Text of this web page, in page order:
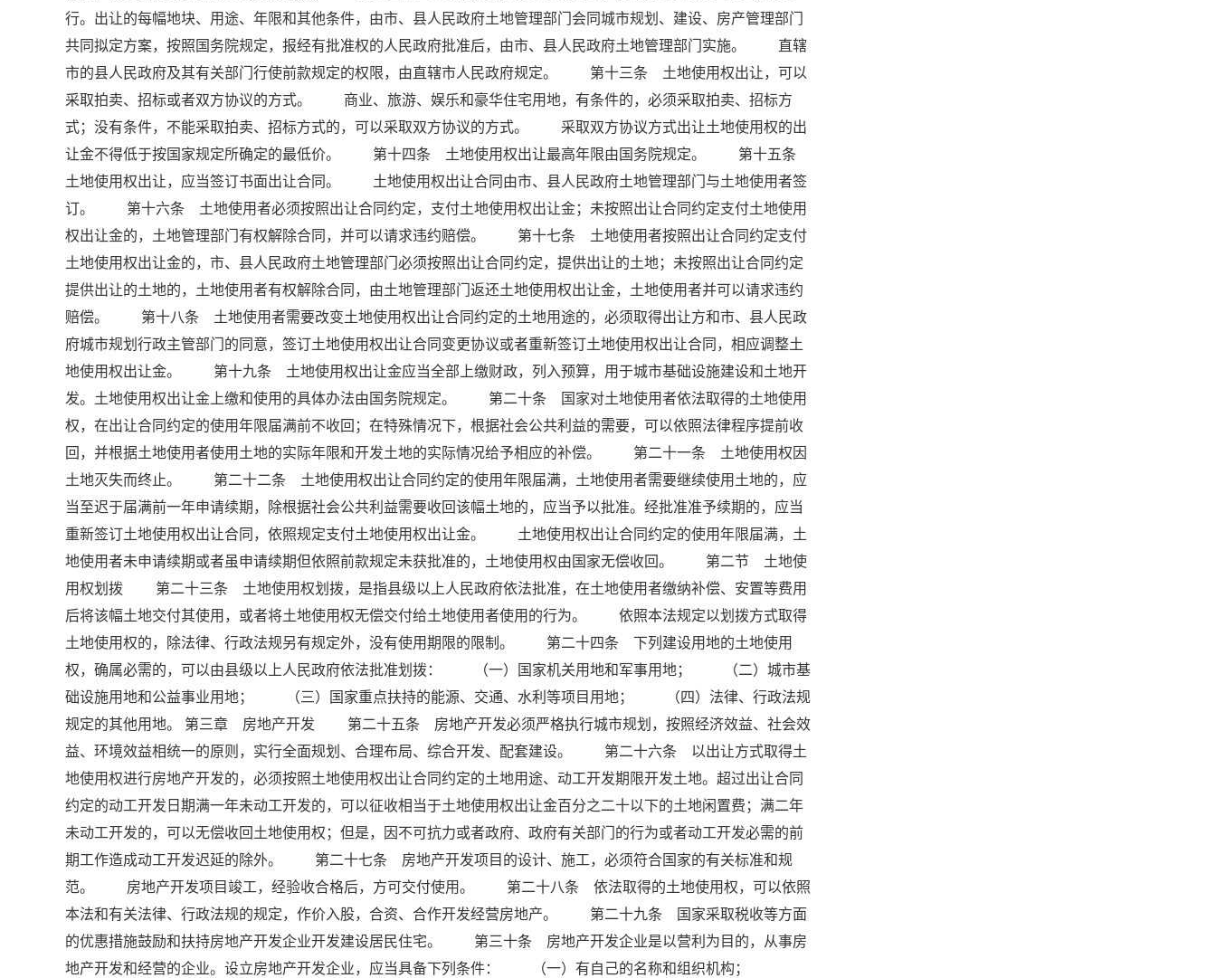
行。出让的每幅地块、用途、年限和其他条件，由市、县人民政府土地管理部门会同城市规划、建设、房产管理部门
共同拟定方案，按照国务院规定，报经有批准权的人民政府批准后，由市、县人民政府土地管理部门实施。 直辖
市的县人民政府及其有关部门行使前款规定的权限，由直辖市人民政府规定。 第十三条 土地使用权出让，可以
采取拍卖、招标或者双方协议的方式。 商业、旅游、娱乐和豪华住宅用地，有条件的，必须采取拍卖、招标方
式；没有条件，不能采取拍卖、招标方式的，可以采取双方协议的方式。 采取双方协议方式出让土地使用权的出
让金不得低于按国家规定所确定的最低价。 第十四条 土地使用权出让最高年限由国务院规定。 第十五条
土地使用权出让，应当签订书面出让合同。 土地使用权出让合同由市、县人民政府土地管理部门与土地使用者签
订。 第十六条 土地使用者必须按照出让合同约定，支付土地使用权出让金；未按照出让合同约定支付土地使用
权出让金的，土地管理部门有权解除合同，并可以请求违约赔偿。 第十七条 土地使用者按照出让合同约定支付
土地使用权出让金的，市、县人民政府土地管理部门必须按照出让合同约定，提供出让的土地；未按照出让合同约定
提供出让的土地的，土地使用者有权解除合同，由土地管理部门返还土地使用权出让金，土地使用者并可以请求违约
赔偿。 第十八条 土地使用者需要改变土地使用权出让合同约定的土地用途的，必须取得出让方和市、县人民政
府城市规划行政主管部门的同意，签订土地使用权出让合同变更协议或者重新签订土地使用权出让合同，相应调整土
地使用权出让金。 第十九条 土地使用权出让金应当全部上缴财政，列入预算，用于城市基础设施建设和土地开
发。土地使用权出让金上缴和使用的具体办法由国务院规定。 第二十条 国家对土地使用者依法取得的土地使用
权，在出让合同约定的使用年限届满前不收回；在特殊情况下，根据社会公共利益的需要，可以依照法律程序提前收
回，并根据土地使用者使用土地的实际年限和开发土地的实际情况给予相应的补偿。 第二十一条 土地使用权因
土地灭失而终止。 第二十二条 土地使用权出让合同约定的使用年限届满，土地使用者需要继续使用土地的，应
当至迟于届满前一年申请续期，除根据社会公共利益需要收回该幅土地的，应当予以批准。经批准准予续期的，应当
重新签订土地使用权出让合同，依照规定支付土地使用权出让金。 土地使用权出让合同约定的使用年限届满，土
地使用者未申请续期或者虽申请续期但依照前款规定未获批准的，土地使用权由国家无偿收回。 第二节 土地使
用权划拨 第二十三条 土地使用权划拨，是指县级以上人民政府依法批准，在土地使用者缴纳补偿、安置等费用
后将该幅土地交付其使用，或者将土地使用权无偿交付给土地使用者使用的行为。 依照本法规定以划拨方式取得
土地使用权的，除法律、行政法规另有规定外，没有使用期限的限制。 第二十四条 下列建设用地的土地使用
权，确属必需的，可以由县级以上人民政府依法批准划拨： （一）国家机关用地和军事用地； （二）城市基
础设施用地和公益事业用地； （三）国家重点扶持的能源、交通、水利等项目用地； （四）法律、行政法规
规定的其他用地。 第三章 房地产开发 第二十五条 房地产开发必须严格执行城市规划，按照经济效益、社会效
益、环境效益相统一的原则，实行全面规划、合理布局、综合开发、配套建设。 第二十六条 以出让方式取得土
地使用权进行房地产开发的，必须按照土地使用权出让合同约定的土地用途、动工开发期限开发土地。超过出让合同
约定的动工开发日期满一年未动工开发的，可以征收相当于土地使用权出让金百分之二十以下的土地闲置费；满二年
未动工开发的，可以无偿收回土地使用权；但是，因不可抗力或者政府、政府有关部门的行为或者动工开发必需的前
期工作造成动工开发迟延的除外。 第二十七条 房地产开发项目的设计、施工，必须符合国家的有关标准和规
范。 房地产开发项目竣工，经验收合格后，方可交付使用。 第二十八条 依法取得的土地使用权，可以依照
本法和有关法律、行政法规的规定，作价入股，合资、合作开发经营房地产。 第二十九条 国家采取税收等方面
的优惠措施鼓励和扶持房地产开发企业开发建设居民住宅。 第三十条 房地产开发企业是以营利为目的，从事房
地产开发和经营的企业。设立房地产开发企业，应当具备下列条件： （一）有自己的名称和组织机构；